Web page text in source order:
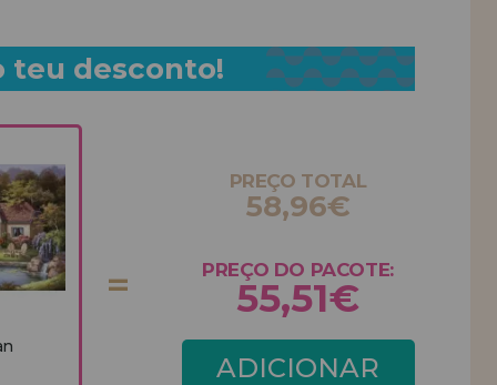
teu desconto!
PREÇO TOTAL
58,96€
PREÇO DO PACOTE:
55,51€
ADICIONAR